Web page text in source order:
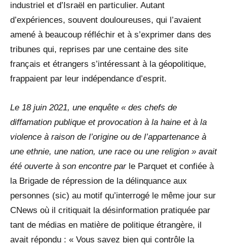
industriel et d’Israël en particulier. Autant
d’expériences, souvent douloureuses, qui l’avaient
amené à beaucoup réfléchir et à s’exprimer dans des
tribunes qui, reprises par une centaine des site
français et étrangers s’intéressant à la géopolitique,
frappaient par leur indépendance d’esprit.
Le 18 juin 2021, une enquête « des chefs de
diffamation publique et provocation à la haine et à la
violence à raison de l’origine ou de l’appartenance à
une ethnie, une nation, une race ou une religion » avait
été ouverte à son encontre par le Parquet et confiée à
la Brigade de répression de la délinquance aux
personnes (sic) au motif qu’interrogé le même jour sur
CNews où il critiquait la désinformation pratiquée par
tant de médias en matière de politique étrangère, il
avait répondu : « Vous savez bien qui contrôle la